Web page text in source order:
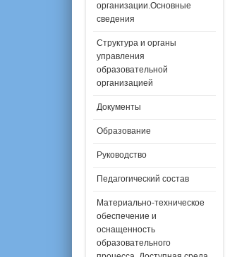
организации.Основные
сведения
Структура и органы
управления
образовательной
организацией
Документы
Образование
Руководство
Педагогический состав
Материально-техническое
обеспечение и
оснащенность
образовательного